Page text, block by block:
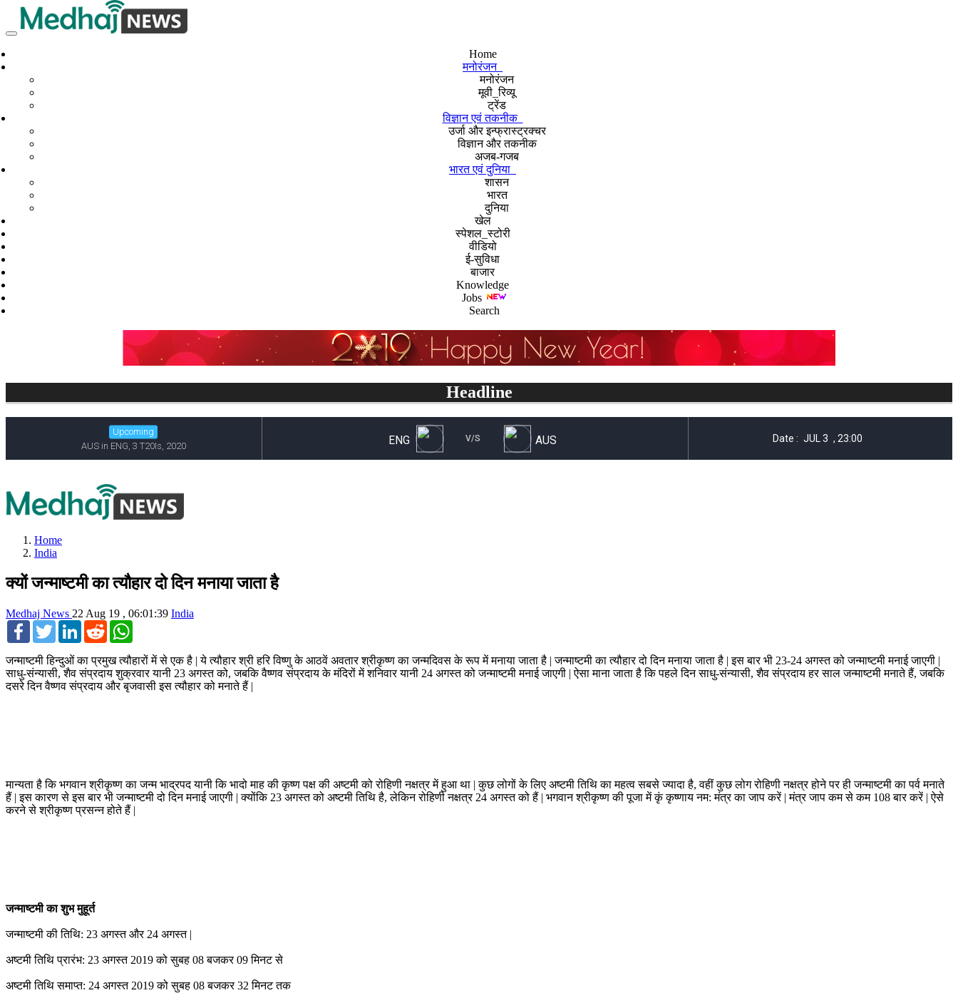
Home
मनोरंजन
मनोरंजन
मूवी_रिव्यू
ट्रेंड
विज्ञान एवं तकनीक
उर्जा और इन्फ्रास्ट्रक्चर
विज्ञान और तकनीक
अजब-गजब
भारत एवं दुनिया
शासन
भारत
दुनिया
खेल
स्पेशल_स्टोरी
वीडियो
ई-सुविधा
बाजार
Knowledge
Jobs
Search
Headline
Home
India
क्यों जन्माष्टमी का त्यौहार दो दिन मनाया जाता है
Medhaj News 22 Aug 19 , 06:01:39 India
FacebookTwitterLinkedInReddit
जन्‍माष्‍टमी हिन्‍दुओं का प्रमुख त्यौहारों में से एक है | ये त्यौहार श्री हरि विष्‍णु के आठवें अवतार श्रीकृष्‍ण का जन्मदिवस के रूप में मनाया जाता है | जन्माष्टमी का त्यौहार दो दिन मनाया जाता है | इस बार भी 23-24 अगस्‍त को जन्‍माष्‍टमी मनाई जाएगी |
साधु-संन्यासी, शैव संप्रदाय शुक्रवार यानी 23 अगस्त को, जबकि वैष्णव संप्रदाय के मंदिरों में शनिवार यानी 24 अगस्त को जन्माष्टमी मनाई जाएगी | ऐसा माना जाता है कि पहले दिन साधु-संन्यासी, शैव संप्रदाय हर साल जन्‍माष्‍टमी मनाते हैं, जबकि
दसरे दिन वैष्णव संप्रदाय और बृजवासी इस त्यौहार को मनाते हैं |
मान्‍यता है कि भगवान श्रीकृष्‍ण का जन्‍म भाद्रपद यानी कि भादो माह की कृष्‍ण पक्ष की अष्‍टमी को रोहिणी नक्षत्र में हुआ था | कुछ लोगों के लिए अष्‍टमी तिथि का महत्‍व सबसे ज्‍यादा है, वहीं कुछ लोग रोहिणी नक्षत्र होने पर ही जन्‍माष्‍टमी का पर्व मनाते
हैं | इस कारण से इस बार भी जन्‍माष्‍टमी दो दिन मनाई जाएगी | क्योंकि 23 अगस्त को अष्‍टमी तिथि है, लेकिन रोहिणी नक्षत्र 24 अगस्त को हैं | भगवान श्रीकृष्ण की पूजा में कृं कृष्णाय नम: मंत्र का जाप करें | मंत्र जाप कम से कम 108 बार करें | ऐसे
करने से श्रीकृष्ण प्रसन्न होते हैं |
जन्‍माष्‍टमी का शुभ मुहूर्त
जन्‍माष्‍टमी की तिथि: 23 अगस्‍त और 24 अगस्‍त |
अष्‍टमी तिथि प्रारंभ: 23 अगस्‍त 2019 को सुबह 08 बजकर 09 मिनट से
अष्‍टमी तिथि समाप्‍त: 24 अगस्‍त 2019 को सुबह 08 बजकर 32 मिनट तक